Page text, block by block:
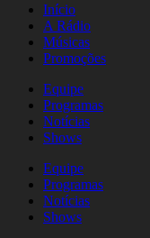
Início
A Rádio
Músicas
Promoções
Equipe
Programas
Notícias
Shows
Equipe
Programas
Notícias
Shows